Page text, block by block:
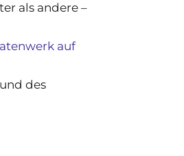
als andere –
auf
des